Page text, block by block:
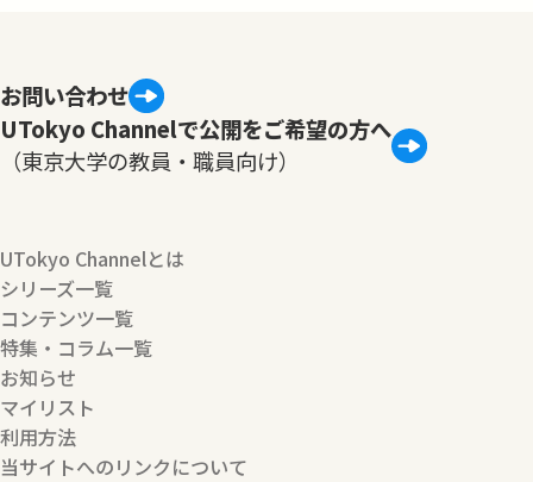
お問い合わせ
UTokyo Channelで公開をご希望の方へ
（東京大学の教員・職員向け）
UTokyo Channelとは
シリーズ一覧
コンテンツ一覧
特集・コラム一覧
お知らせ
マイリスト
利用方法
当サイトへのリンクについて